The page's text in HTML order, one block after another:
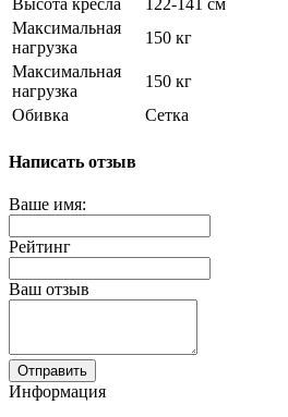
Высота кресла
122-141 см
Максимальная
нагрузка
150 кг
Максимальная
нагрузка
150 кг
Обивка
Сетка
Написать отзыв
Ваше имя:
Рейтинг
Ваш отзыв
Отправить
Информация